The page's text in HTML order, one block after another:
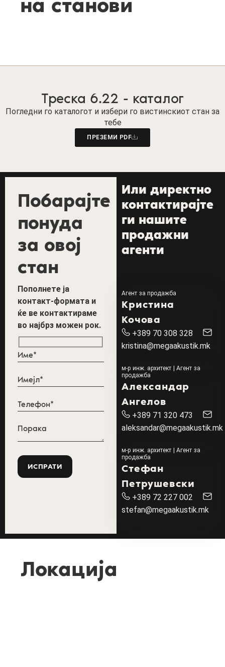
на станови
Треска 6.22 - каталог
Погледни го каталогот и избери го вистинскиот стан за
тебе
ПРЕЗЕМИ PDF
Побарајте
понуда
за овој
стан
Пополнете ја
контакт-формата и
ќе ве контактираме
во најбрз можен рок.
Или директно
контактирајте
ги нашите
продажни
агенти
Агент за продажба
Кристина
Кочова
+389 70 308 328
kristina@megaakustik.mk
м-р инж. архитект | Агент за
продажба
Александар
Ангелов
+389 71 320 473
aleksandar@megaakustik.mk
м-р инж. архитект | Агент за
продажба
Стефан
Петрушевски
+389 72 227 002
stefan@megaakustik.mk
Локација